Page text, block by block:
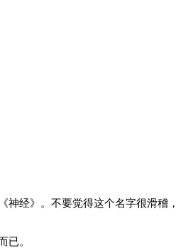
经》。不要觉得这个名字很滑
已。